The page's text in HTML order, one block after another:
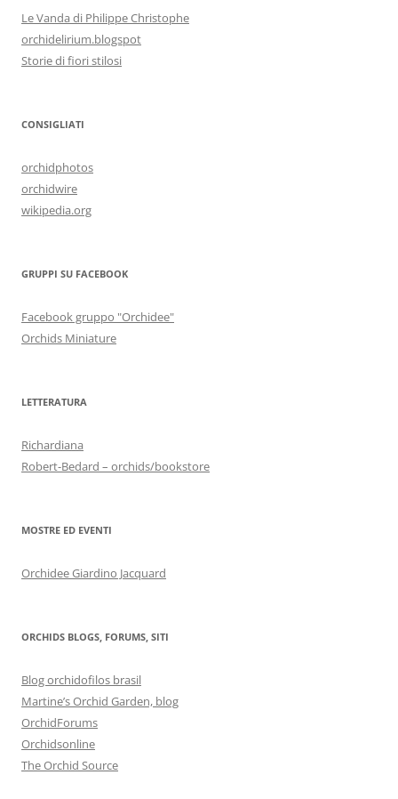
Le Vanda di Philippe Christophe
orchidelirium.blogspot
Storie di fiori stilosi
CONSIGLIATI
orchidphotos
orchidwire
wikipedia.org
GRUPPI SU FACEBOOK
Facebook gruppo "Orchidee"
Orchids Miniature
LETTERATURA
Richardiana
Robert-Bedard – orchids/bookstore
MOSTRE ED EVENTI
Orchidee Giardino Jacquard
ORCHIDS BLOGS, FORUMS, SITI
Blog orchidofilos brasil
Martine’s Orchid Garden, blog
OrchidForums
Orchidsonline
The Orchid Source